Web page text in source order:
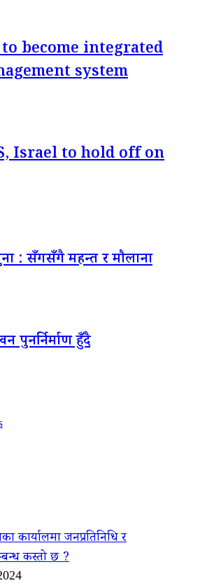
to become integrated
system
Israel to hold off on
: सँगसँगै महन्त र मौलाना
पुनर्निर्माण हुँदै
कार्यालमा जनप्रतिनिधि र
कस्तो छ ?